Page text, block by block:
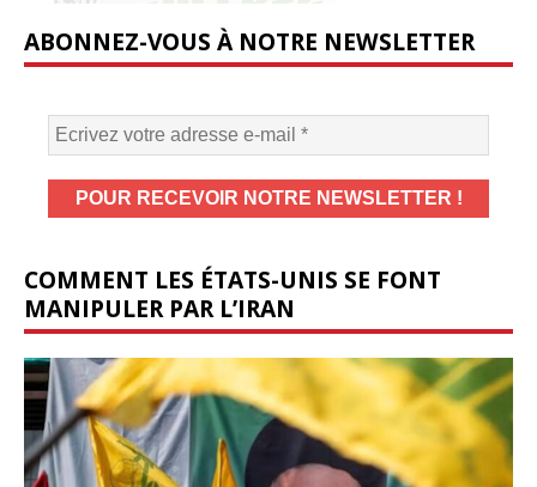
ABONNEZ-VOUS À NOTRE NEWSLETTER
COMMENT LES ÉTATS-UNIS SE FONT
MANIPULER PAR L’IRAN